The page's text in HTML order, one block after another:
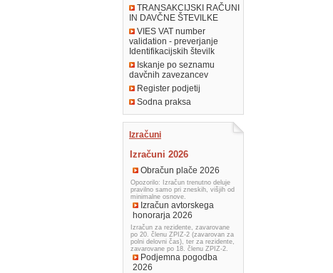
TRANSAKCIJSKI RAČUNI
IN DAVČNE ŠTEVILKE
VIES VAT number
validation - preverjanje
Identifikacijskih številk
Iskanje po seznamu
davčnih zavezancev
Register podjetij
Sodna praksa
Izračuni
Izračuni 2026
Obračun plače 2026
Opozorilo: Izračun trenutno deluje
pravilno samo pri zneskih, višjih od
minimalne osnove.
Izračun avtorskega
honorarja 2026
Izračun za rezidente, zavarovane
po 20. členu ZPIZ-2 (zavarovan za
polni delovni čas), ter za rezidente,
zavarovane po 18. členu ZPIZ-2.
Podjemna pogodba
2026